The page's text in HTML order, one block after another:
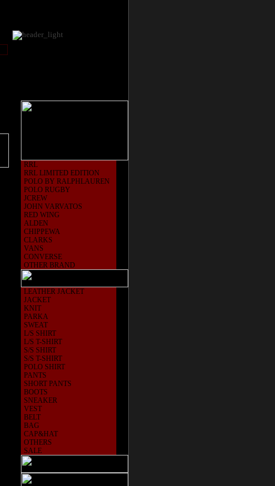
RRL
RRL LIMITED EDITION
POLO BY RALPHLAUREN
POLO RUGBY
JCREW
JOHN VARVATOS
RED WING
ALDEN
CHIPPEWA
CLARKS
VANS
CONVERSE
OTHER BRAND
LEATHER JACKET
JACKET
KNIT
PARKA
SWEAT
L/S SHIRT
L/S T-SHIRT
S/S SHIRT
S/S T-SHIRT
POLO SHIRT
PANTS
SHORT PANTS
BOOTS
SNEAKER
VEST
BELT
BAG
CAP&HAT
OTHERS
SALE